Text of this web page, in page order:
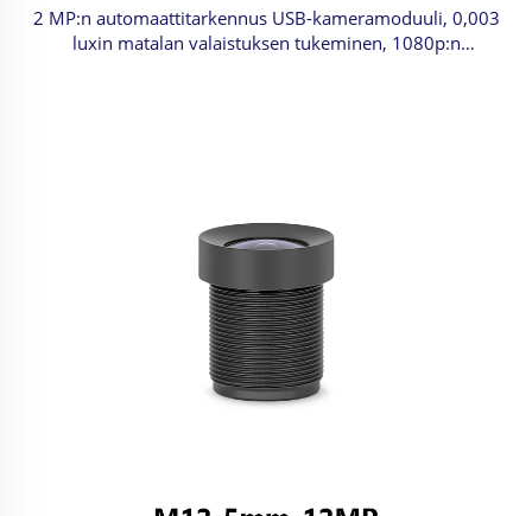
2 MP:n automaattitarkennus USB-kameramoduuli, 0,003
luxin matalan valaistuksen tukeminen, 1080p:n